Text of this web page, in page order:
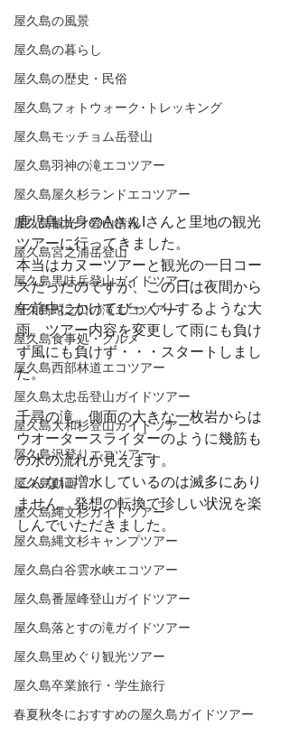
屋久島の風景
屋久島の暮らし
屋久島の歴史・民俗
屋久島フォトウォーク･トレッキング
屋久島モッチョム岳登山
屋久島羽神の滝エコツアー
屋久島屋久杉ランドエコツアー
屋久島観光・登山情報
屋久島宮之浦岳登山
屋久島黒味岳登山ガイドツアー
屋久島蛇之口の滝エコツアー
屋久島食事処・グルメ
屋久島西部林道エコツアー
屋久島太忠岳登山ガイドツアー
屋久島大和杉登山ガイドツアー
屋久島沢登りエコツアー
屋久島動画
屋久島縄文杉ガイドツアー
屋久島縄文杉キャンプツアー
屋久島白谷雲水峡エコツアー
屋久島番屋峰登山ガイドツアー
屋久島落とすの滝ガイドツアー
屋久島里めぐり観光ツアー
屋久島卒業旅行・学生旅行
春夏秋冬におすすめの屋久島ガイドツアー
鹿児島出身のAさんIさんと里地の観光
ツアーに行ってきました。
本当はカヌーツアーと観光の一日コー
スだったのですが、この日は夜間から
午前中にかけてびっくりするような大
雨。ツアー内容を変更して雨にも負け
ず風にも負けず・・・スタートしまし
た。
千尋の滝。側面の大きな一枚岩からは
ウオータースライダーのように幾筋も
の水の流れが見えます。
こんなに増水しているのは滅多にあり
ません。発想の転換で珍しい状況を楽
しんでいただきました。